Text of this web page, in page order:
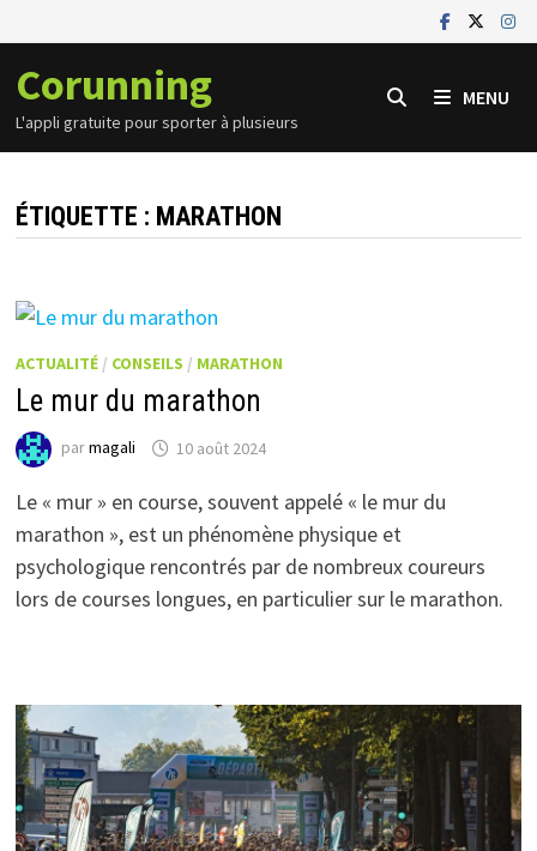
au
contenu
Corunning
L'appli gratuite pour sporter à plusieurs
MENU
ÉTIQUETTE : MARATHON
ACTUALITÉ / CONSEILS / MARATHON
Le mur du marathon
parmagali 10 août 2024
Le « mur » en course, souvent appelé « le mur du
marathon », est un phénomène physique et
psychologique rencontrés par de nombreux coureurs
lors de courses longues, en particulier sur le marathon.